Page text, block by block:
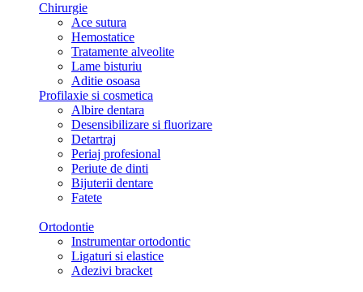
Chirurgie
Ace sutura
Hemostatice
Tratamente alveolite
Lame bisturiu
Aditie osoasa
Profilaxie si cosmetica
Albire dentara
Desensibilizare si fluorizare
Detartraj
Periaj profesional
Periute de dinti
Bijuterii dentare
Fatete
Ortodontie
Instrumentar ortodontic
Ligaturi si elastice
Adezivi bracket